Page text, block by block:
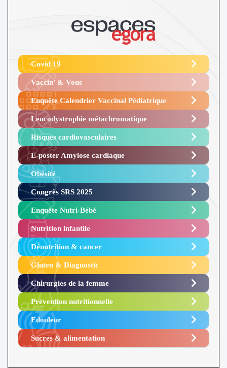
Covid 19
Vaccin’ & Vous
Enquête Calendrier Vaccinal Pédiatrique
Leucodystrophie métachromatique
Risques cardiovasculaires
E-poster Amylose cardiaque ​
Obésité ​
Congrès SRS 2025 ​
Enquête Nutri-Bébé ​
Nutrition infantile
Dénutrition & cancer
Gluten & Diagnostic
Chirurgies de la femme
Prévention nutritionnelle
Edouleur​
Sucres & alimentation​